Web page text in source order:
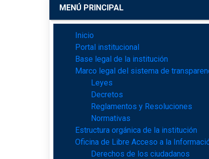
MENÚ PRINCIPAL
Inicio
Portal institucional
Base legal de la institución
Marco legal del sistema de
Leyes
Decretos
Reglamentos y Resoluciones
Normativas
Estructura orgánica de la institución
Oficina de Libre Acceso a la
Derechos de los ciudadanos